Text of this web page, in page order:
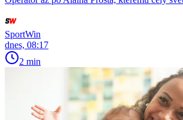
SportWin
dnes, 08:17
2 min